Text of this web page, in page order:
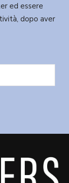
ed essere
dopo aver